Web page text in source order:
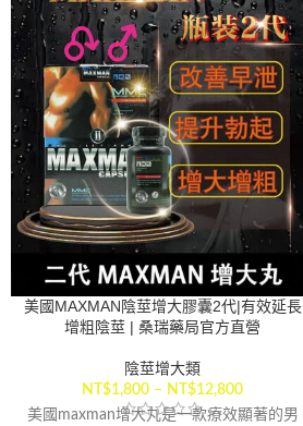
美國MAXMAN陰莖增大膠囊2代|有效延長
增粗陰莖 | 桑瑞藥局官方直營
陰莖增大類
NT$1,800 – NT$12,800
美國maxman增大丸是一款療效顯著的男